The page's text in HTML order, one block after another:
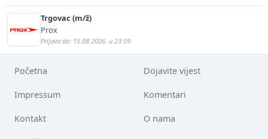
Trgovac (m/ž)
Prox
Prijava do: 15.08.2026. u 23:59
Početna Dojavite vijest
Impressum Komentari
Kontakt O nama